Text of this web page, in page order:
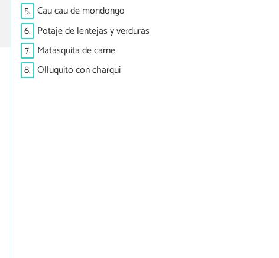
5. Cau cau de mondongo
6. Potaje de lentejas y verduras
7. Matasquita de carne
8. Olluquito con charqui